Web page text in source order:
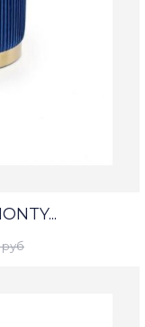
руб